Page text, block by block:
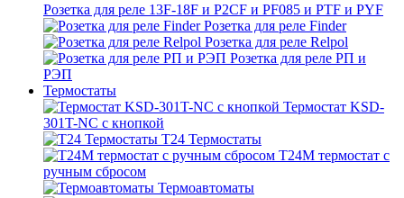
Розетка для реле 13F-18F и P2CF и PF085 и PTF и PYF
Розетка для реле Finder
Розетка для реле Relpol
Розетка для реле РП и
РЭП
Термостаты
Термостат KSD-
301T-NC с кнопкой
T24 Термостаты
T24M термостат с
ручным сбросом
Термоавтоматы